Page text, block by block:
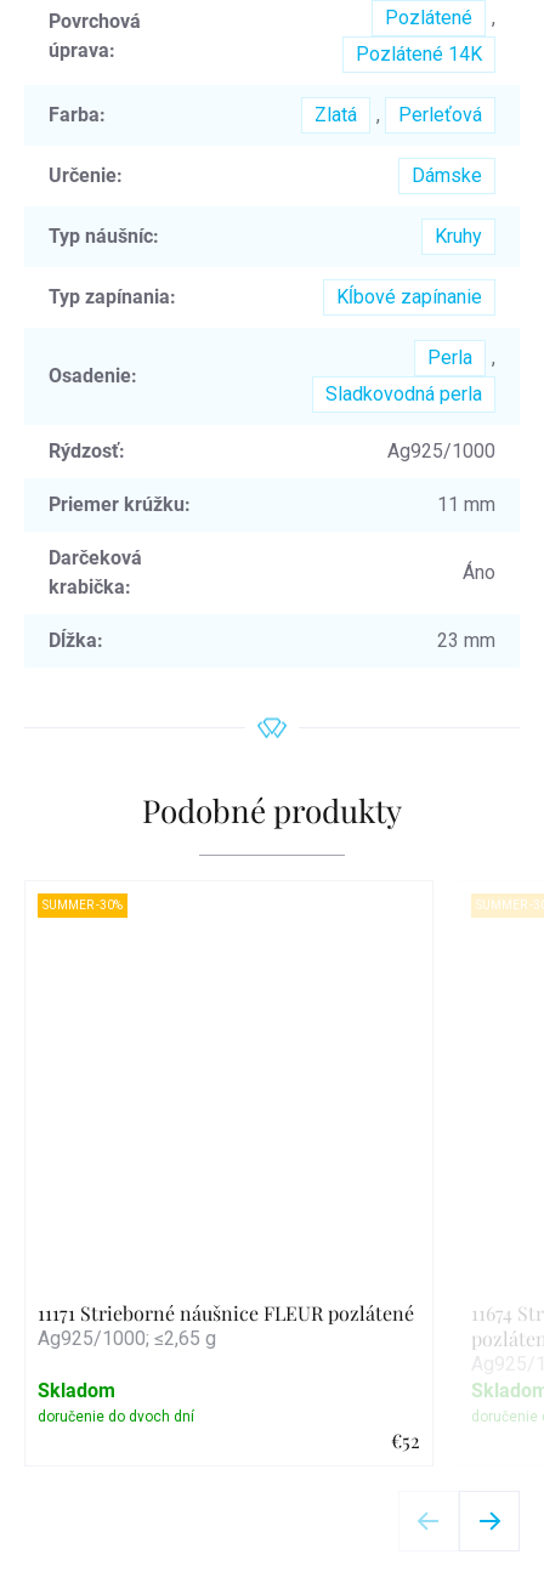
Povrchová
úprava:
Pozlátené
,
Pozlátené 14K
Farba: Zlatá , Perleťová
Určenie: Dámske
Typ náušníc: Kruhy
Typ zapínania: Kĺbové zapínanie
Osadenie:
Perla
,
Sladkovodná perla
Rýdzosť: Ag925/1000
Priemer krúžku: 11 mm
Darčeková
krabička:
Áno
Dĺžka: 23 mm
Podobné produkty
SUMMER -30%
11171 Strieborné náušnice FLEUR pozlátené
Ag925/1000; ≤2,65 g
€52
Skladom
SUMMER -
11674